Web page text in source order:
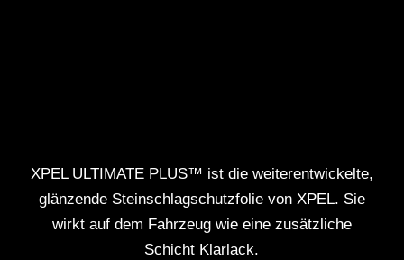
XPEL ULTIMATE PLUS™ ist die weiterentwickelte,
glänzende Steinschlagschutzfolie von XPEL. Sie
wirkt auf dem Fahrzeug wie eine zusätzliche
Schicht Klarlack.